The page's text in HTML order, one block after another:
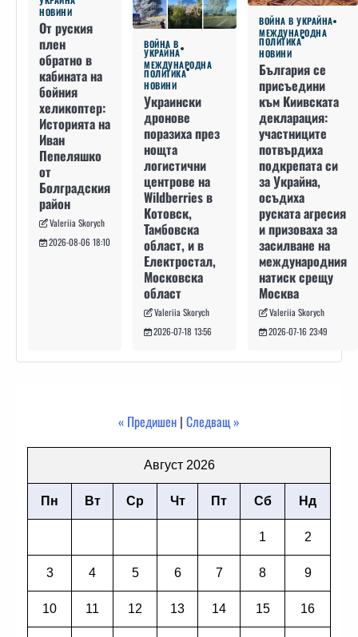
НОВИНИ
От руския
плен
обратно в
кабината на
бойния
хеликоптер:
Историята на
Иван
Пепеляшко
от
Болградския
район
Valeriia Skorych
2026-08-06 18:10
ВОЙНА В
УКРАЙНА
МЕЖДУНАРОДНА
ПОЛИТИКА
НОВИНИ
Украински
дронове
поразиха през
нощта
логистични
центрове на
Wildberries в
Котовск,
Тамбовска
област, и в
Електростал,
Московска
област
Valeriia Skorych
2026-07-18 13:56
ВОЙНА В УКРАЙНА
МЕЖДУНАРОДНА
ПОЛИТИКА
НОВИНИ
България се
присъедини
към Киивската
декларация:
участниците
потвърдиха
подкрепата си
за Украйна,
осъдиха
руската агресия
и призоваха за
засилване на
международния
натиск срещу
Москва
Valeriia Skorych
2026-07-16 23:49
« Предишен | Следващ »
Август 2026
Пн Вт Ср Чт Пт Сб Нд
1 2
3 4 5 6 7 8 9
10 11 12 13 14 15 16